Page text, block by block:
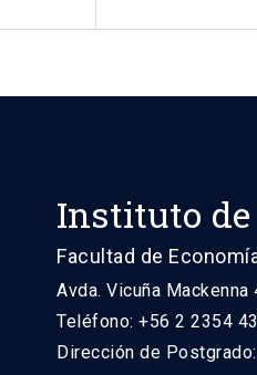
Instituto
Facultad de
Avda. Vicuña
Teléfono: +56 2 2354
Dirección de